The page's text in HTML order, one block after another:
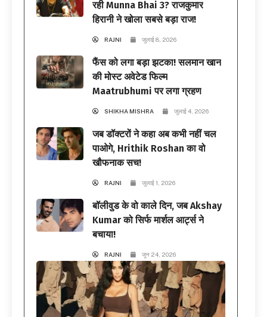
रही Munna Bhai 3? राजकुमार
हिरानी ने खोला सबसे बड़ा राज!
RAJNI जुलाई 8, 2026
फैंस को लगा बड़ा झटका! सलमान खान
की मोस्ट अवेटेड फिल्म
Maatrubhumi पर लगा ग्रहण
SHIKHA MISHRA जुलाई 4, 2026
जब डॉक्टरों ने कहा अब कभी नहीं चल
पाओगे, Hrithik Roshan का वो
खौफनाक सच!
RAJNI जुलाई 1, 2026
बॉलीवुड के वो काले दिन, जब Akshay
Kumar को सिर्फ मार्शल आर्ट्स ने
बचाया!
RAJNI जून 24, 2026